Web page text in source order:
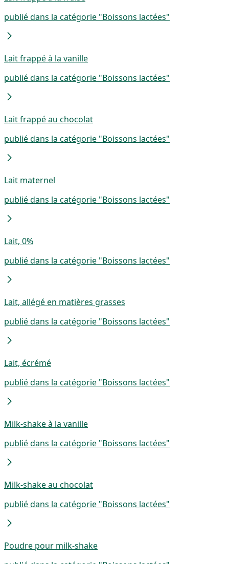
publié dans la catégorie "Boissons lactées"
Lait frappé à la vanille
publié dans la catégorie "Boissons lactées"
Lait frappé au chocolat
publié dans la catégorie "Boissons lactées"
Lait maternel
publié dans la catégorie "Boissons lactées"
Lait, 0%
publié dans la catégorie "Boissons lactées"
Lait, allégé en matières grasses
publié dans la catégorie "Boissons lactées"
Lait, écrémé
publié dans la catégorie "Boissons lactées"
Milk-shake à la vanille
publié dans la catégorie "Boissons lactées"
Milk-shake au chocolat
publié dans la catégorie "Boissons lactées"
Poudre pour milk-shake